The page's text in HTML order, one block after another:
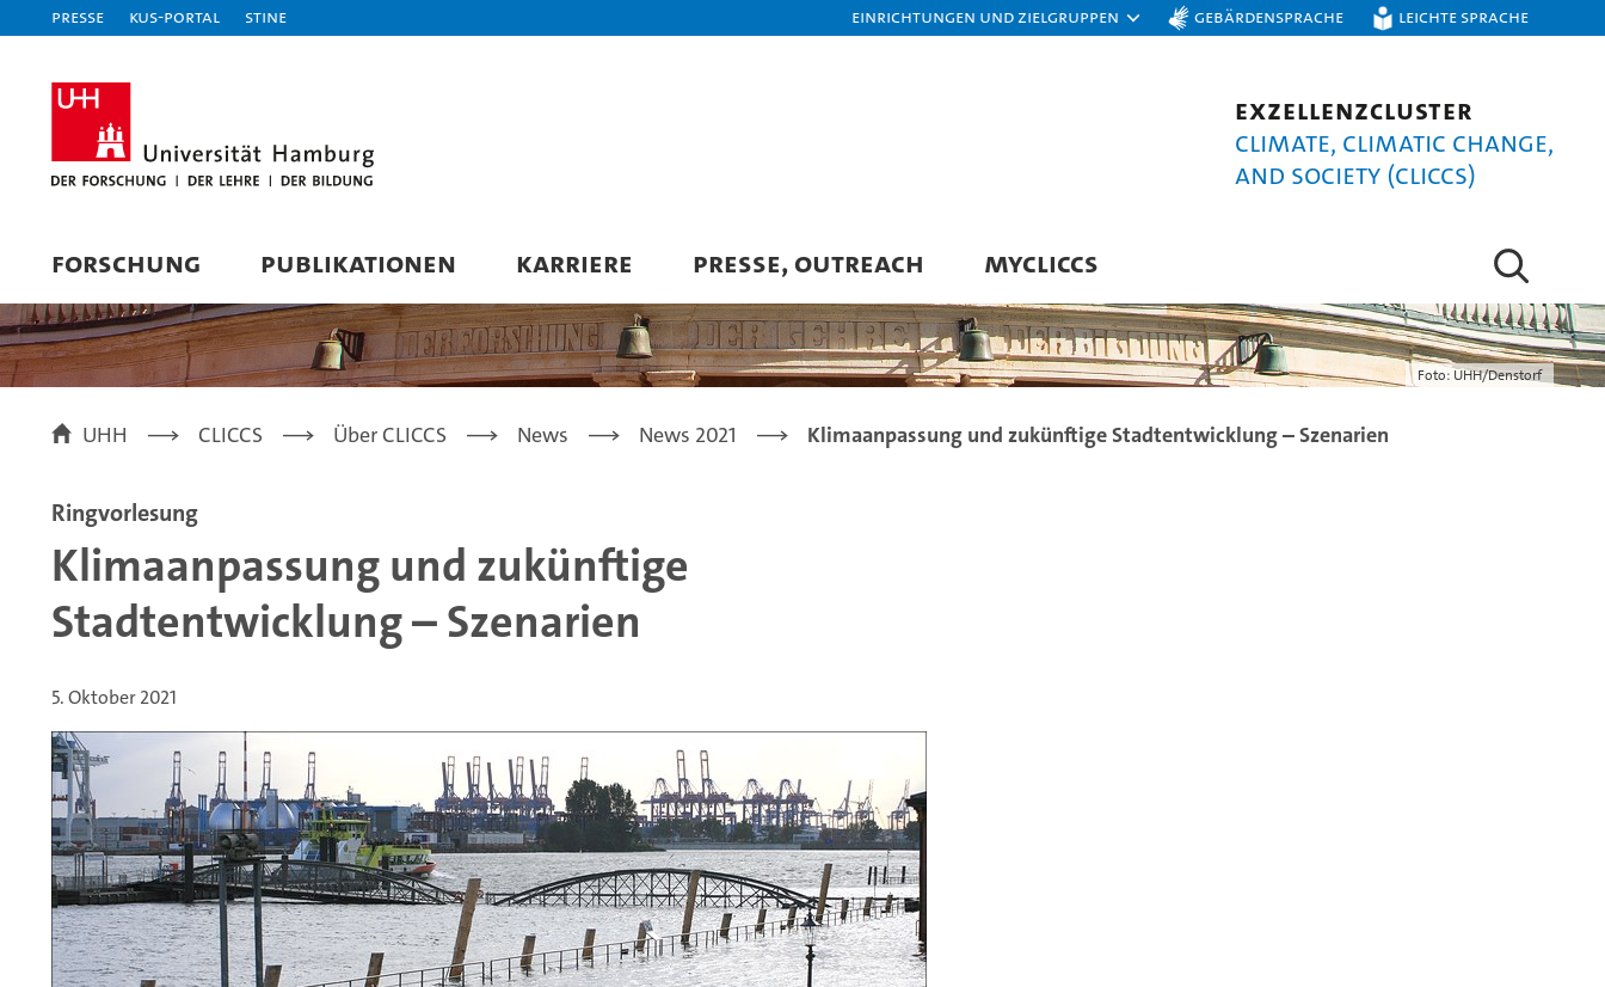
Presse KUS-Portal STiNE Einrichtungen und Zielgruppen Gebärdensprache Leichte Sprache
Exzellenzcluster
Climate, Climatic Change,
and Society (CLICCS)
FORSCHUNG PUBLIKATIONEN KARRIERE PRESSE, OUTREACH MYCLICCS
Foto: UHH/Denstorf
UHH CLICCS Über CLICCS News News 2021 Klimaanpassung und zukünftige Stadtentwicklung – Szenarien
Ringvorlesung
Klimaanpassung und zukünftige
Stadtentwicklung – Szenarien
5. Oktober 2021